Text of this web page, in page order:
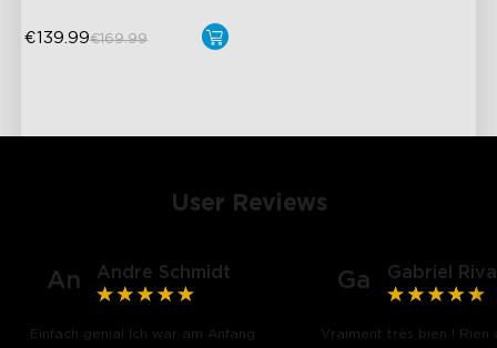
€139.99€169.99
User Reviews
An Andre Schmidt
Einfach genial Ich war am Anfang
Ga Gabriel
Vraiment très bien ! Rien